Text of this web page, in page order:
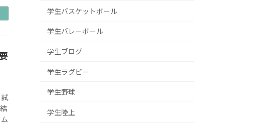
学生バスケットボール
学生バレーボール
学生ブログ
学生ラグビー
学生野球
学生陸上